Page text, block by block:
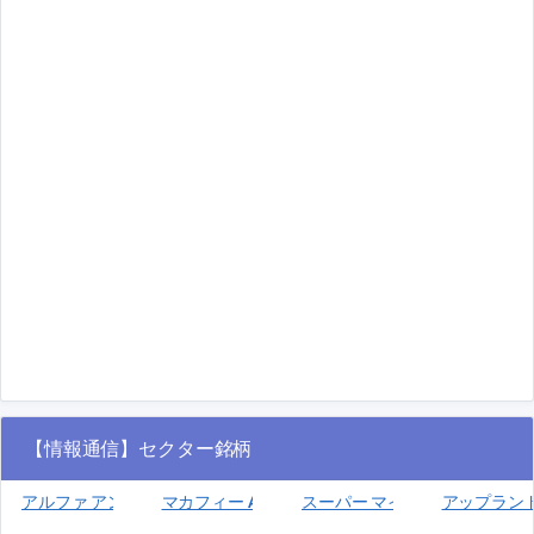
【情報通信】セクター銘柄
アルファ アンド オメガ セミコンダクター(AOSL)
マカフィー A(MCFE)スーパー マイクロ コンピュー
アップラン